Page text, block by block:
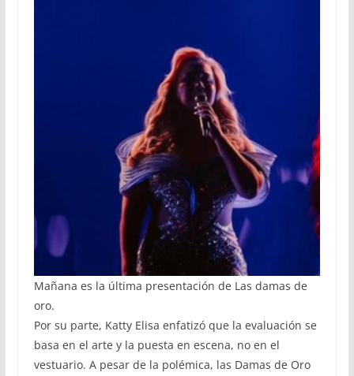
Mañana es la última presentación de Las damas de
oro.
Por su parte, Katty Elisa enfatizó que la evaluación se
basa en el arte y la puesta en escena, no en el
vestuario. A pesar de la polémica, las Damas de Oro